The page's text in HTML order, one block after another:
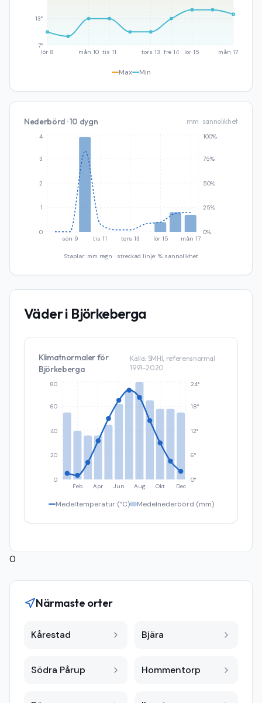
lör 8 mån 10 tis 11 tors 13 fre 14 lör 15 mån 17
7°
13°
Max Min
Nederbörd · 10 dygn mm · sannolikhet
sön 9 tis 11 tors 13 lör 15 mån 17
0
1
2
3
4
0%
25%
50%
75%
100%
Staplar: mm regn · streckad linje: % sannolikhet
Väder i Björkeberga
Klimatnormaler för
Björkeberga
Källa: SMHI, referensnormal
1991–2020
Feb Apr Jun Aug Okt Dec
0
20
40
60
80
0°
6°
12°
18°
24°
Medeltemperatur (°C) Medelnederbörd (mm)
0
Närmaste orter
Kårestad Bjära
Södra Pårup Hommentorp